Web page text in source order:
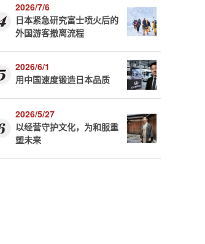
2026/7/6
日本紧急研究富士喷火后的
外国游客撤离流程
2026/6/1
用中国速度锻造日本品质
2026/5/27
以经营守护文化，为和服重
塑未来